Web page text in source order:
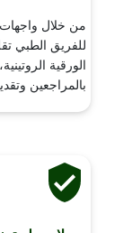
من خلال
للفريق الطبي
الورقية
بالمراجعين